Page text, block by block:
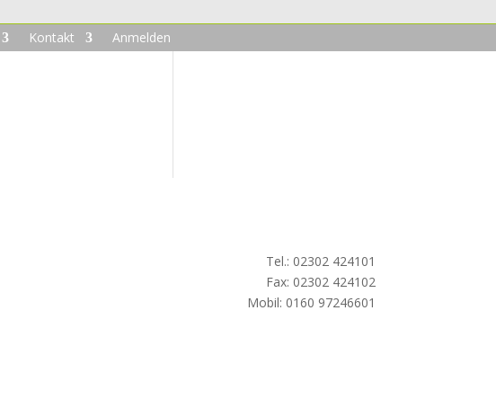
Kontakt Anmelden
Tel.: 02302 424101
Fax: 02302 424102
Mobil: 0160 97246601